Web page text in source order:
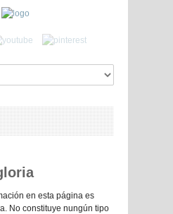
en esta página es
No constituye nungún tipo